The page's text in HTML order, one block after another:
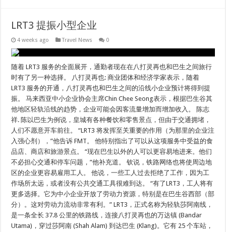
LRT3 提振小型企业
4 weeks ago Travel News 0
随着 LRT3 服务的全面展开，通勤者现在在八打灵再也和巴生之间旅行
时有了另一种选择。 八打灵再也: 商业团体和经济学家表示，随着
LRT3 服务的开通，八打灵再也和巴生之间的沿线小企业预计将得到提
振。 马来西亚中小企业协会主席Chin Chee Seong表示，根据巴生谷其
他地区轻轨沿线的趋势，企业可能会因客流量增加而增加收入。 陈志
祥. 陈以巴生为例说，皇城有各种餐饮和零售景点，但由于交通拥堵，
人们不愿意开车前往。 “LRT3 将发挥至关重要的作用（为那里的企业注
入强心剂），”他告诉 FMT。 他特别指出了可以从这项服务中受益的食
品店、商店和旅游景点。 “现在巴生以外的人可以更容易地进来。他们
不必担心交通和停车问题，”他补充道。 钦说，铁路网络也将使周边地
区的企业更容易雇用工人。 他说，一些工人过去拒绝了工作，因为工
作场所太远，或者没有公共交通工具很难到达。 “有了LRT3，工人将有
更多选择。它为中小企业开放了劳动力资源，特别是在巴生谷西部（部
分）。这对劳动力流动非常有利。” LRT3，正式名称为轻轨莎阿南线，
是一条全长 37.8 公里的铁路线，连接八打灵再也的万达镇 (Bandar
Utama)，穿过莎阿南 (Shah Alam) 到达巴生 (Klang)。它有 25 个车站，